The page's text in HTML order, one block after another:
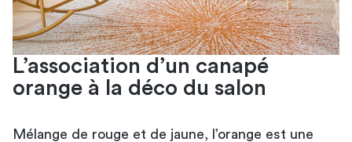
L’association d’un canapé
orange à la déco du salon
Mélange de rouge et de jaune, l’orange est une